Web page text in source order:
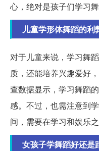
心，绝对是孩子们学习舞
儿童学形体舞蹈的利
对于儿童来说，学习舞
质，还能培养兴趣爱好
查数据显示，学习舞蹈
感。不过，也需注意到
间，需要在学习和娱乐之
女孩子学舞蹈好还是